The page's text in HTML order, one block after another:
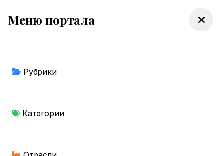
Меню портала
Рубрики
Категории